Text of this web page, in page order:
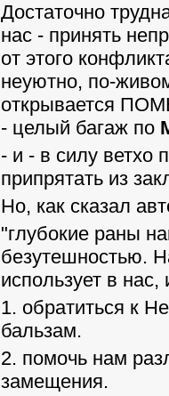
Достаточно
нас - принять
от этого
неуютно, по-
открывается
- целый багаж по
- и - в силу ветхо
припрятать из
Но, как сказал
"глубокие раны
безутешностью.
использует в
1. обратиться к
бальзам.
2. помочь нам
замещения.